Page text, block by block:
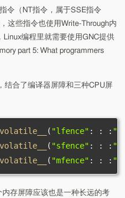
令（NT指令，属于SSE指令
这些指令也使用Write-Through内
编程里就需要使用GNC提供
part 5: What programmers
结合了编译器屏障和三种CPU屏
( "lfence" : : :
( "sfence" : : :
( "mfence" : : :
存屏障应该也是一种长远的考